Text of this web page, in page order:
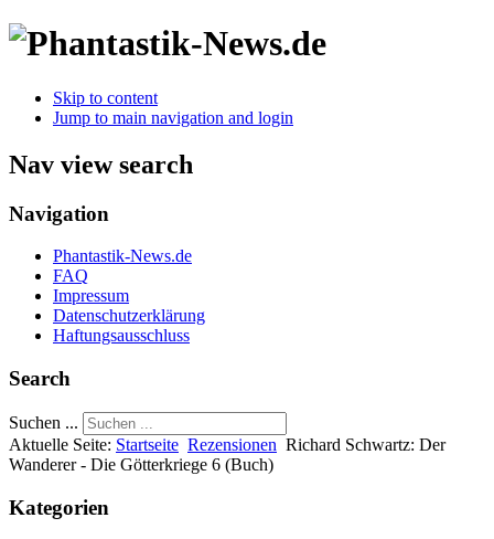
Skip to content
Jump to main navigation and login
Nav view search
Navigation
Phantastik-News.de
FAQ
Impressum
Datenschutzerklärung
Haftungsausschluss
Search
Suchen ...
Aktuelle Seite: Startseite Rezensionen Richard Schwartz: Der
Wanderer - Die Götterkriege 6 (Buch)
Kategorien